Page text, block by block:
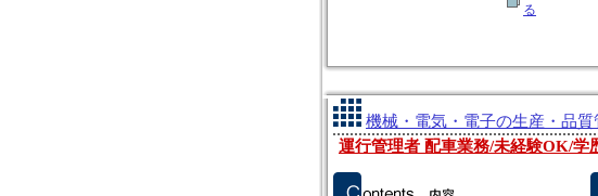
る
機械・電気・電子の生産・品
運行管理者 配車業務/未経験OK/学